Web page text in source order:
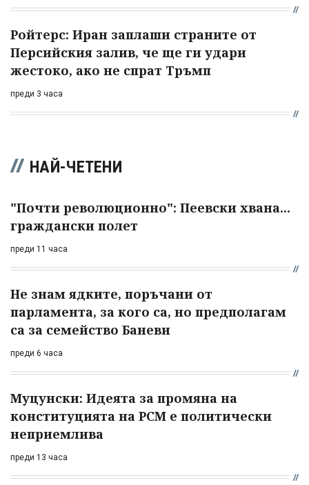
Ройтерс: Иран заплаши страните от
Персийския залив, че ще ги удари
жестоко, ако не спрат Тръмп
преди 3 часа
НАЙ-ЧЕТЕНИ
"Почти революционно": Пеевски хвана...
граждански полет
преди 11 часа
Не знам ядките, поръчани от
парламента, за кого са, но предполагам
са за семейство Баневи
преди 6 часа
Муцунски: Идеята за промяна на
конституцията на РСМ е политически
неприемлива
преди 13 часа